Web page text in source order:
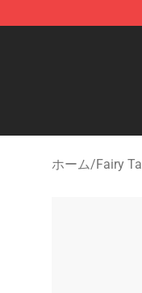
Fairy Tail
ホーム/Fairy